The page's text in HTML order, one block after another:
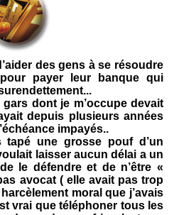
des gens à se résoudre
payer leur banque qui
gars dont je m’occupe devait
depuis plusieurs années
impayés..
une grosse pouf d’un
laisser aucun délai a un
le défendre et de n’être «
avocat ( elle avait pas trop
moral que j’avais
vrai que téléphoner tous les